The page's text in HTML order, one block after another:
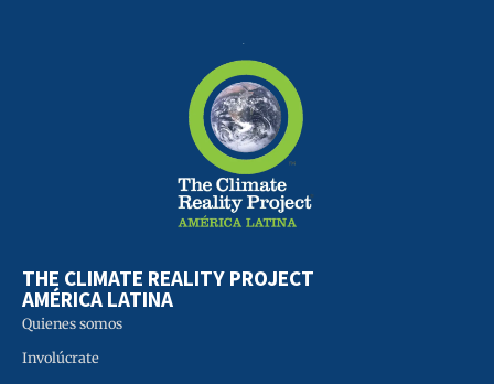
THE CLIMATE REALITY PROJECT
AMÉRICA LATINA
Quienes somos
Involúcrate